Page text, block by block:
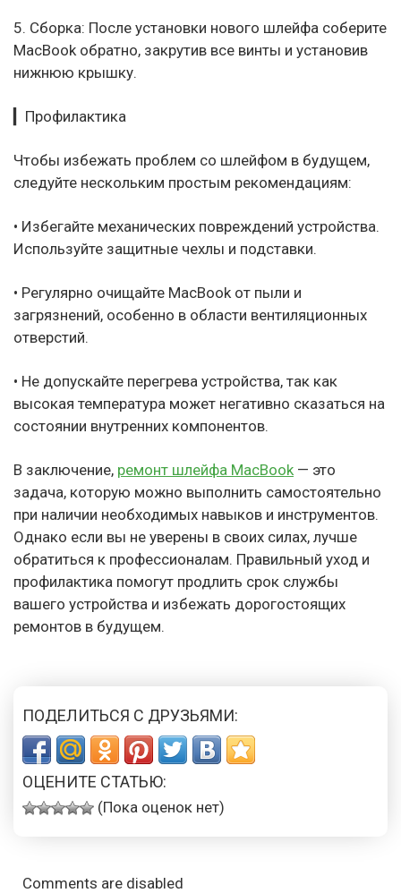
5. Сборка: После установки нового шлейфа соберите
MacBook обратно, закрутив все винты и установив
нижнюю крышку.
▎Профилактика
Чтобы избежать проблем со шлейфом в будущем,
следуйте нескольким простым рекомендациям:
• Избегайте механических повреждений устройства.
Используйте защитные чехлы и подставки.
• Регулярно очищайте MacBook от пыли и
загрязнений, особенно в области вентиляционных
отверстий.
• Не допускайте перегрева устройства, так как
высокая температура может негативно сказаться на
состоянии внутренних компонентов.
В заключение, ремонт шлейфа MacBook — это
задача, которую можно выполнить самостоятельно
при наличии необходимых навыков и инструментов.
Однако если вы не уверены в своих силах, лучше
обратиться к профессионалам. Правильный уход и
профилактика помогут продлить срок службы
вашего устройства и избежать дорогостоящих
ремонтов в будущем.
ПОДЕЛИТЬСЯ С ДРУЗЬЯМИ:
ОЦЕНИТЕ СТАТЬЮ:
(Пока оценок нет)
Comments are disabled